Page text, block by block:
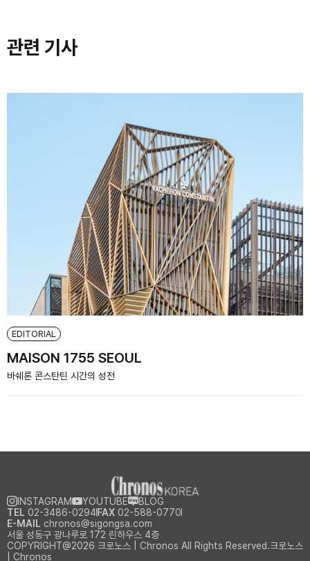
관련 기사
EDITORIAL
MAISON 1755 SEOUL
바쉐론 콘스탄틴 시간의 성전
서울 성동구 광나루로 172 린하우스 4층
COPYRIGHT@2026 크로노스 | Chronos All Rights Reserved.크로노스
| Chronos
INSTAGRAM YOUTUBE
BLOG
TEL 02-3486-0294 FAX 02-588-0770
E-MAIL chronos@sigongsa.com